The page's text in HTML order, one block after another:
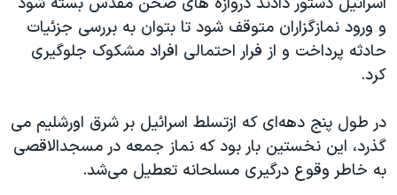
و ورود نمازگزاران متوقف شود تا بتوان به بررسی جزئیات
حادثه پرداخت و از فرار احتمالی افراد مشکوک جلوگیری
کرد.
در طول پنج دهه‌ای که ازتسلط اسرائیل بر شرق اورشلیم می
گذرد، این نخستین بار بود که نماز جمعه در مسجدالاقصی
به خاطر وقوع درگیری مسلحانه تعطیل می‌شد.